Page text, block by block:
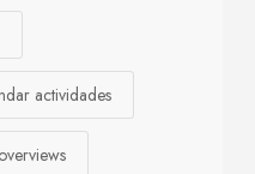
actividades